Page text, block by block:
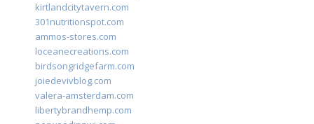
kirtlandcitytavern.com
301nutritionspot.com
ammos-stores.com
loceanecreations.com
birdsongridgefarm.com
joiedevivblog.com
valera-amsterdam.com
libertybrandhemp.com